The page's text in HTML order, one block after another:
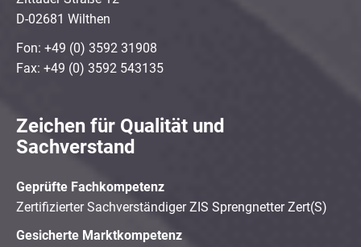
D-02681 Wilthen
Fon: +49 (0) 3592 31908
Fax: +49 (0) 3592 543135
Zeichen für Qualität und
Sachverstand
Geprüfte Fachkompetenz
Zertifizierter Sachverständiger ZIS Sprengnetter Zert(S)
Gesicherte Marktkompetenz